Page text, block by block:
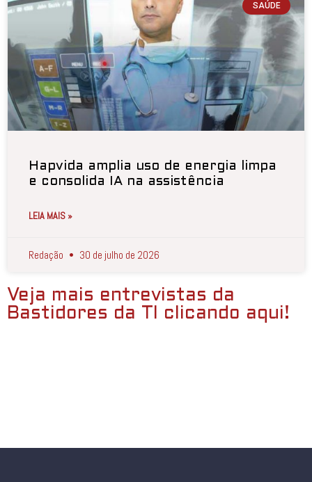
SAÚDE
Hapvida amplia uso de energia limpa
e consolida IA na assistência
LEIA MAIS »
Redação 30 de julho de 2026
Veja mais entrevistas da
Bastidores da TI clicando aqui!